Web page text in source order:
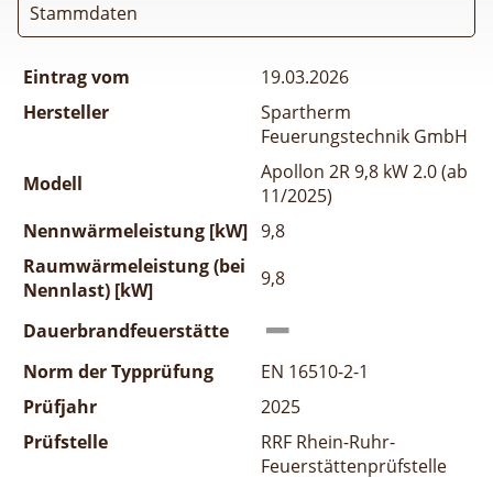
Stammdaten
Eintrag vom
19.03.2026
Hersteller
Spartherm
Feuerungstechnik GmbH
Modell
Apollon 2R 9,8 kW 2.0 (ab
11/2025)
Nennwärmeleistung [kW] 9,8
Raumwärmeleistung (bei
Nennlast) [kW]
9,8
Dauerbrandfeuerstätte
Norm der Typprüfung
EN 16510-2-1
Prüfjahr
2025
Prüfstelle
RRF Rhein-Ruhr-
Feuerstättenprüfstelle